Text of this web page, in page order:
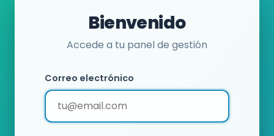
Bienvenido
Accede a tu panel de gestión
Correo electrónico